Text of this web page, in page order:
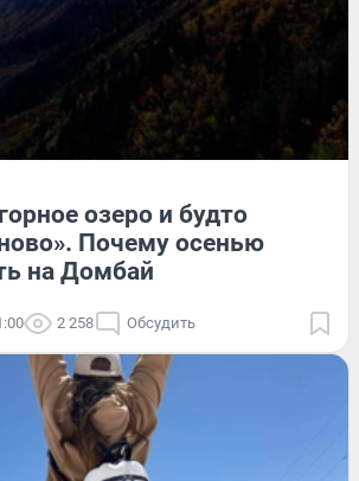
озеро и будто
Почему осенью
на Домбай
2 258 Обсудить